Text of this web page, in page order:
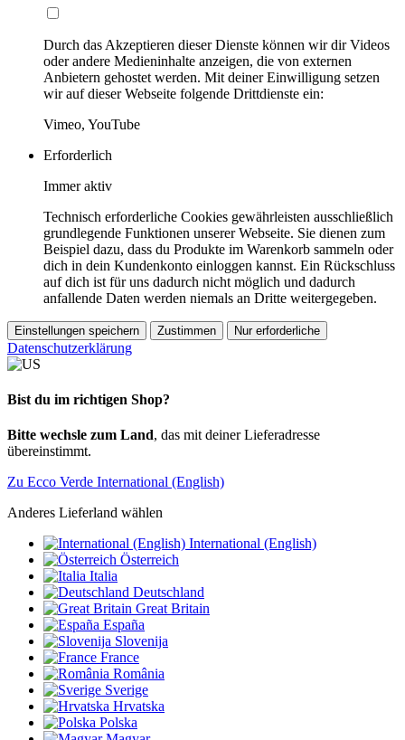
Durch das Akzeptieren dieser Dienste können wir dir Videos
oder andere Medieninhalte anzeigen, die von externen
Anbietern gehostet werden. Mit deiner Einwilligung setzen
wir auf dieser Webseite folgende Drittdienste ein:
Vimeo, YouTube
Erforderlich
Immer aktiv
Technisch erforderliche Cookies gewährleisten ausschließlich
grundlegende Funktionen unserer Webseite. Sie dienen zum
Beispiel dazu, dass du Produkte im Warenkorb sammeln oder
dich in dein Kundenkonto einloggen kannst. Ein Rückschluss
auf dich ist für uns dadurch nicht möglich und dadurch
anfallende Daten werden niemals an Dritte weitergegeben.
Einstellungen speichern Zustimmen Nur erforderliche
Datenschutzerklärung
Bist du im richtigen Shop?
Bitte wechsle zum Land, das mit deiner Lieferadresse
übereinstimmt.
Zu Ecco Verde International (English)
Anderes Lieferland wählen
International (English)
Österreich
Italia
Deutschland
Great Britain
España
Slovenija
France
România
Sverige
Hrvatska
Polska